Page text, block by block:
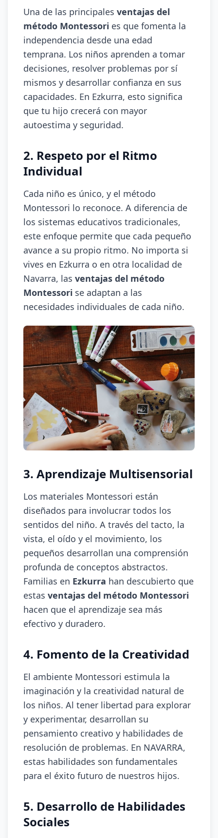
Una de las principales ventajas del
método Montessori es que fomenta la
independencia desde una edad
temprana. Los niños aprenden a tomar
decisiones, resolver problemas por sí
mismos y desarrollar confianza en sus
capacidades. En Ezkurra, esto significa
que tu hijo crecerá con mayor
autoestima y seguridad.
2. Respeto por el Ritmo
Individual
Cada niño es único, y el método
Montessori lo reconoce. A diferencia de
los sistemas educativos tradicionales,
este enfoque permite que cada pequeño
avance a su propio ritmo. No importa si
vives en Ezkurra o en otra localidad de
Navarra, las ventajas del método
Montessori se adaptan a las
necesidades individuales de cada niño.
3. Aprendizaje Multisensorial
Los materiales Montessori están
diseñados para involucrar todos los
sentidos del niño. A través del tacto, la
vista, el oído y el movimiento, los
pequeños desarrollan una comprensión
profunda de conceptos abstractos.
Familias en Ezkurra han descubierto que
estas ventajas del método Montessori
hacen que el aprendizaje sea más
efectivo y duradero.
4. Fomento de la Creatividad
El ambiente Montessori estimula la
imaginación y la creatividad natural de
los niños. Al tener libertad para explorar
y experimentar, desarrollan su
pensamiento creativo y habilidades de
resolución de problemas. En NAVARRA,
estas habilidades son fundamentales
para el éxito futuro de nuestros hijos.
5. Desarrollo de Habilidades
Sociales